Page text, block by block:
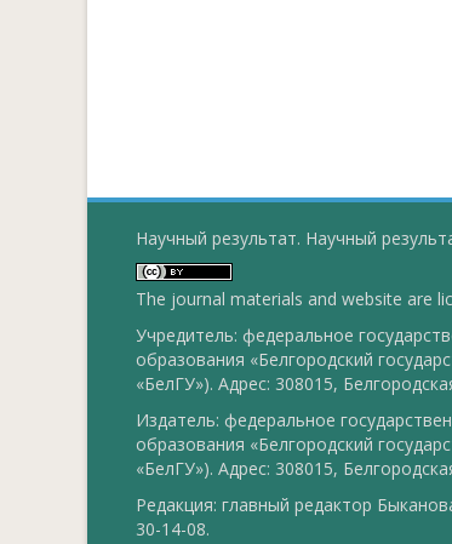
Научный результат. Научный
The journal materials and website are
Учредитель: федеральное
образования «Белгородский
«БелГУ»). Адрес: 308015,
Издатель: федеральное
образования «Белгородский
«БелГУ»). Адрес: 308015,
Редакция: главный редактор
30-14-08.